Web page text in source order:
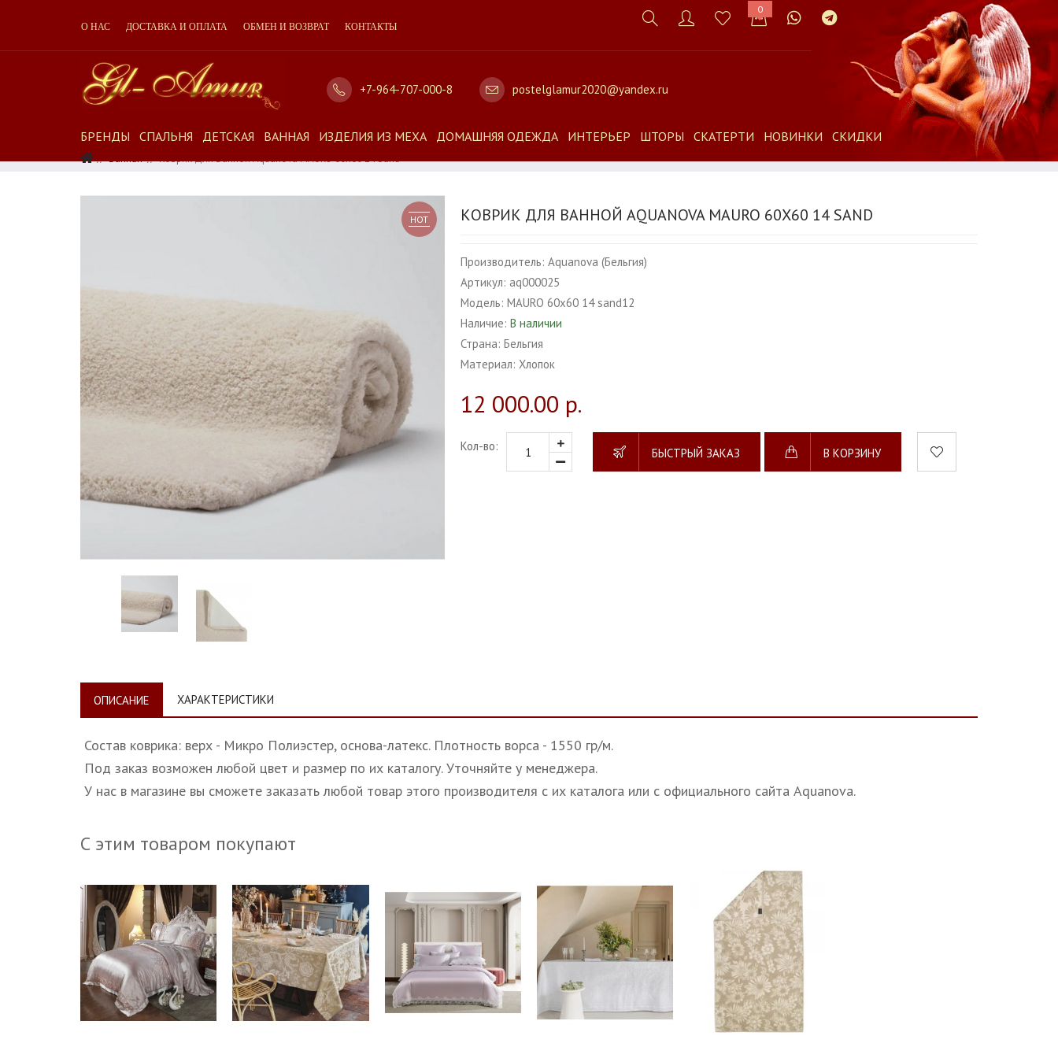
0
О НАС ДОСТАВКА И ОПЛАТА ОБМЕН И ВОЗВРАТ КОНТАКТЫ
+7-964-707-000-8 postelglamur2020@yandex.ru
БРЕНДЫ СПАЛЬНЯ ДЕТСКАЯ ВАННАЯ ИЗДЕЛИЯ ИЗ МЕХА ДОМАШНЯЯ ОДЕЖДА ИНТЕРЬЕР ШТОРЫ СКАТЕРТИ НОВИНКИ СКИДКИ
Ванная Коврик Для Ванной Aquanova MAURO 60х60 14 Sand
HOT КОВРИК ДЛЯ ВАННОЙ AQUANOVA MAURO 60Х60 14 SAND
Производитель: Aquanova (Бельгия)
Артикул: aq000025
Модель: MAURO 60х60 14 sand12
Наличие: В наличии
Страна: Бельгия
Материал: Хлопок
12 000.00 р.
Кол-во: БЫСТРЫЙ ЗАКАЗ В КОРЗИНУ
ОПИСАНИЕ ХАРАКТЕРИСТИКИ
Состав коврика: верх - Микро Полиэстер, основа-латекс. Плотность ворса - 1550 гр/м.
Под заказ возможен любой цвет и размер по их каталогу. Уточняйте у менеджера.
У нас в магазине вы сможете заказать любой товар этого производителя с их каталога или с официального сайта Aquanova.
С этим товаром покупают